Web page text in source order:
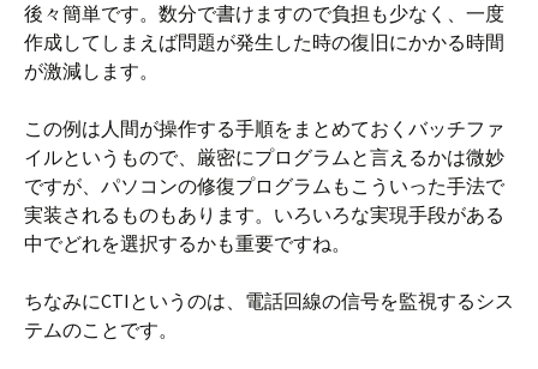
後々簡単です。数分で書けますので負担も少なく、一度
作成してしまえば問題が発生した時の復旧にかかる時間
が激減します。
この例は人間が操作する手順をまとめておくバッチファ
イルというもので、厳密にプログラムと言えるかは微妙
ですが、パソコンの修復プログラムもこういった手法で
実装されるものもあります。いろいろな実現手段がある
中でどれを選択するかも重要ですね。
ちなみにCTIというのは、電話回線の信号を監視するシス
テムのことです。